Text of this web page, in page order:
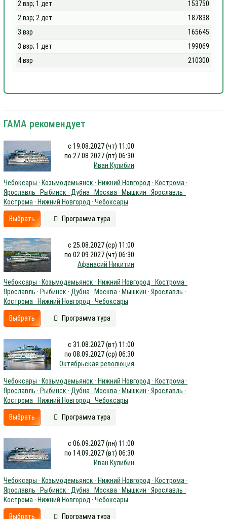
2 взр; 1 дет
153750
2 взр; 2 дет
187838
3 взр
165645
3 взр; 1 дет
199069
4 взр
210300
ГАМА рекомендует
с 19.08.2027 (чт) 11:00
по 27.08.2027 (пт) 06:30
Иван Кулибин
Чебоксары · Козьмодемьянск · Нижний Новгород · Кострома ·
Ярославль · Рыбинск · Дубна · Москва · Мышкин · Ярославль ·
Кострома · Нижний Новгород · Чебоксары
Выбрать Программа тура
с 25.08.2027 (ср) 11:00
по 02.09.2027 (чт) 06:30
Афанасий Никитин
Чебоксары · Козьмодемьянск · Нижний Новгород · Кострома ·
Ярославль · Рыбинск · Дубна · Москва · Мышкин · Ярославль ·
Кострома · Нижний Новгород · Чебоксары
Выбрать Программа тура
с 31.08.2027 (вт) 11:00
по 08.09.2027 (ср) 06:30
Октябрьская революция
Чебоксары · Козьмодемьянск · Нижний Новгород · Кострома ·
Ярославль · Рыбинск · Дубна · Москва · Мышкин · Ярославль ·
Кострома · Нижний Новгород · Чебоксары
Выбрать Программа тура
с 06.09.2027 (пн) 11:00
по 14.09.2027 (вт) 06:30
Иван Кулибин
Чебоксары · Козьмодемьянск · Нижний Новгород · Кострома ·
Ярославль · Рыбинск · Дубна · Москва · Мышкин · Ярославль ·
Кострома · Нижний Новгород · Чебоксары
Выбрать Программа тура